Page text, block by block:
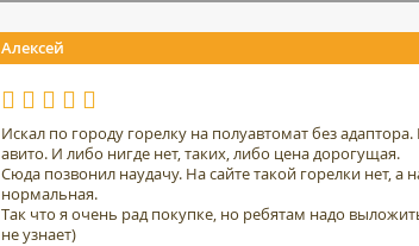
Алексей
Искал по городу горелку на полуавтомат без
авито. И либо нигде нет, таких, либо цена дорогущая.
Сюда позвонил наудачу. На сайте такой горелки нет, а
нормальная.
Так что я очень рад покупке, но ребятам надо
не узнает)